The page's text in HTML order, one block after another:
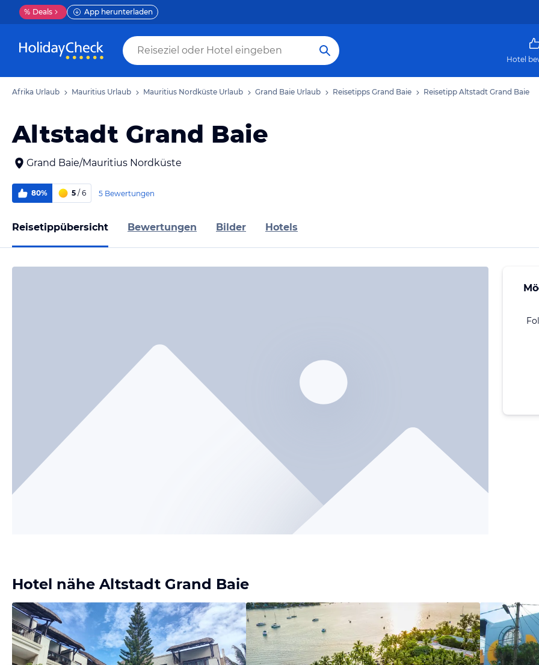
% Deals App herunterladen
Hotel
Afrika Urlaub Mauritius Urlaub Mauritius Nordküste Urlaub Grand Baie Urlaub Reisetipps Grand Baie Reisetipp Altstadt Grand Baie
Altstadt Grand Baie
Grand Baie/Mauritius Nordküste
80% 5 / 6 5 Bewertungen
Reisetippübersicht Bewertungen Bilder Hotels
Hotel nähe Altstadt Grand Baie